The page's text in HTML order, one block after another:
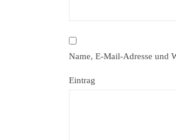
Name, E-Mail-Adresse und
Eintrag